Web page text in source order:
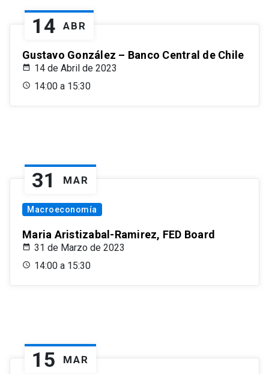
14 ABR
Gustavo González – Banco Central de Chile
14 de Abril de 2023
14:00 a 15:30
31 MAR
Macroeconomía
Maria Aristizabal-Ramirez, FED Board
31 de Marzo de 2023
14:00 a 15:30
15 MAR